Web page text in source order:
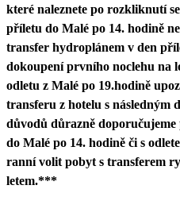
které naleznete po rozkliknutí
příletu do Malé po 14. hodině
transfer hydroplánem v den
dokoupení prvního noclehu na
odletu z Malé po 19.hodině
transferu z hotelu s následným
důvodů důrazně
do Malé po 14. hodině či s
ranní volit pobyt s transferem
letem.***